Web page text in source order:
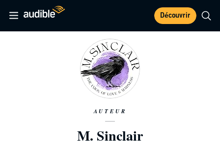
Découvrir
AUTEUR
M. Sinclair